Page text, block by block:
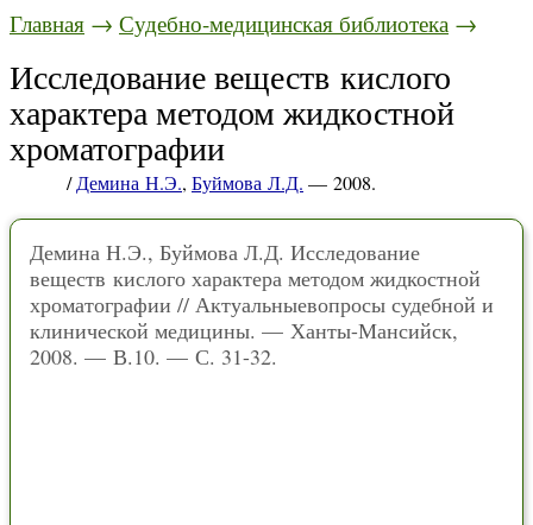
Главная → Судебно-медицинская библиотека →
Исследование веществ кислого
характера методом жидкостной
хроматографии
/Демина Н.Э., Буймова Л.Д. — 2008.
Демина Н.Э., Буймова Л.Д. Исследование
веществ кислого характера методом жидкостной
хроматографии // Актуальныевопросы судебной и
клинической медицины. — Ханты-Мансийск,
2008. — В.10. — С. 31-32.